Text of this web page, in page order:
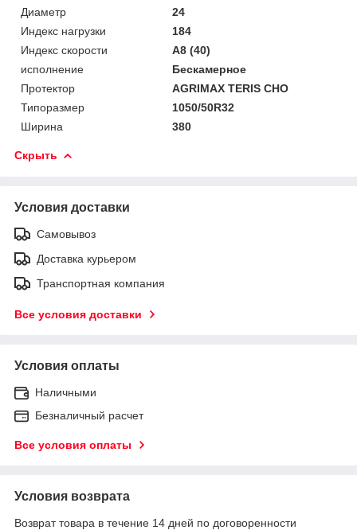
Диаметр
24
Индекс нагрузки
184
Индекс скорости
A8 (40)
исполнение
Бескамерное
Протектор
AGRIMAX TERIS CHO
Типоразмер
1050/50R32
Ширина
380
Скрыть
Условия доставки
Самовывоз
Доставка курьером
Транспортная компания
Все условия доставки
Условия оплаты
Наличными
Безналичный расчет
Все условия оплаты
Условия возврата
Возврат товара в течение 14 дней по договоренности